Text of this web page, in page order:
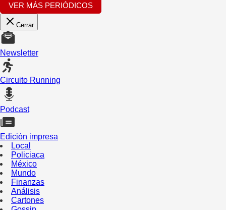
VER MÁS PERIÓDICOS
Cerrar
Newsletter
Circuito Running
Podcast
Edición impresa
Local
Policiaca
México
Mundo
Finanzas
Análisis
Cartones